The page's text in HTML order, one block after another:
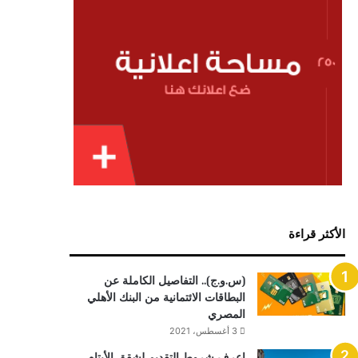
الأكثر قراءة
(س.و.ج).. التفاصيل الكاملة عن
البطاقات الائتمانية من البنك الأهلي
المصري
3 أغسطس، 2021